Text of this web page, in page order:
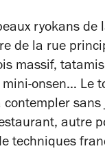
ryokans
de la rue
massif,
onsen… Le
autre
techniques